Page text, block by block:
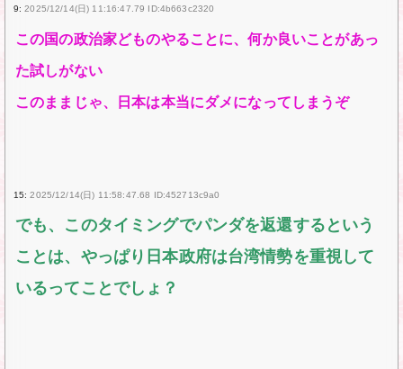
9: 2025/12/14(日) 11:16:47.79 ID:4b663c2320
この国の政治家どものやることに、何か良いことがあっ
た試しがない
このままじゃ、日本は本当にダメになってしまうぞ
15: 2025/12/14(日) 11:58:47.68 ID:452713c9a0
でも、このタイミングでパンダを返還するという
ことは、やっぱり日本政府は台湾情勢を重視して
いるってことでしょ？